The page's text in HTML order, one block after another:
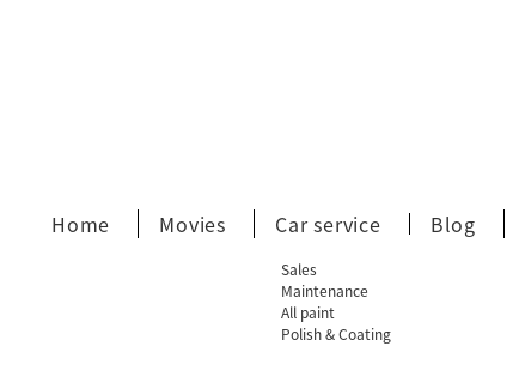
Home Movies Car service
Sales
Maintenance
All paint
Polish & Coating
Blog